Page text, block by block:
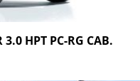
HPT PC-RG CAB.